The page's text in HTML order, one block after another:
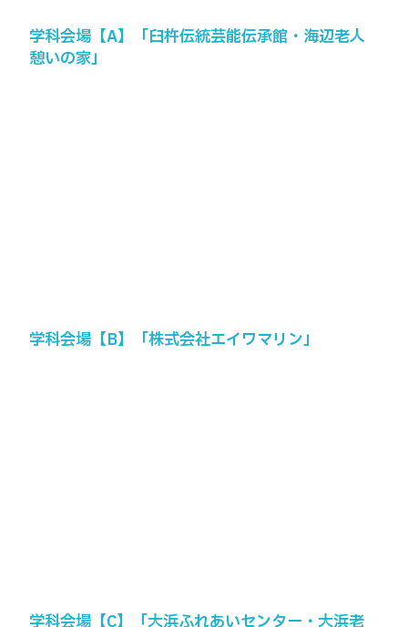
学科会場【A】「臼杵伝統芸能伝承館・海辺老人
憩いの家」
学科会場【B】「株式会社エイワマリン」